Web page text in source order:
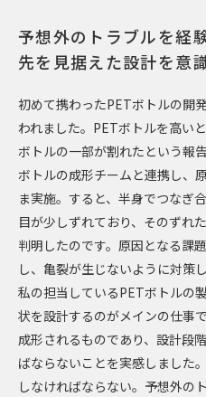
予想外のトラブルを経験
先を見据えた設計を意
初めて携わったPETボトルの開
われました。PETボトルを高い
ボトルの一部が割れたという報
ボトルの成形チームと連携し、
ま実施。すると、半身でつなぎ
目が少しずれており、そのずれ
判明したのです。原因となる課
し、亀裂が生じないように対策し
私の担当しているPETボトルの
状を設計するのがメインの仕事
成形されるものであり、設計段
ばならないことを実感しました
しなければならない。予想外の
採用情報
本音で語る、人事座談会
募集要項・選考フロー
働く環境
よくあるご質問
インターンシップ情報